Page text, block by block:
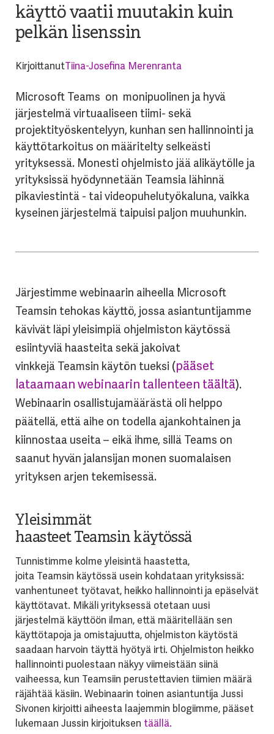
käyttö vaatii muutakin kuin
pelkän lisenssin
KirjoittanutTiina-Josefina Merenranta
Microsoft Teams on monipuolinen ja hyvä
järjestelmä virtuaaliseen tiimi- sekä
projektityöskentelyyn, kunhan sen hallinnointi ja
käyttötarkoitus on määritelty selkeästi
yrityksessä. Monesti ohjelmisto jää alikäytölle ja
yrityksissä hyödynnetään Teamsia lähinnä
pikaviestintä - tai videopuhelutyökaluna, vaikka
kyseinen järjestelmä taipuisi paljon muuhunkin.
Järjestimme webinaarin aiheella Microsoft
Teamsin tehokas käyttö, jossa asiantuntijamme
kävivät läpi yleisimpiä ohjelmiston käytössä
esiintyviä haasteita sekä jakoivat
vinkkejä Teamsin käytön tueksi (pääset
lataamaan webinaarin tallenteen täältä).
Webinaarin osallistujamäärästä oli helppo
päätellä, että aihe on todella ajankohtainen ja
kiinnostaa useita – eikä ihme, sillä Teams on
saanut hyvän jalansijan monen suomalaisen
yrityksen arjen tekemisessä.
Yleisimmät
haasteet Teamsin käytössä
Tunnistimme kolme yleisintä haastetta,
joita Teamsin käytössä usein kohdataan yrityksissä:
vanhentuneet työtavat, heikko hallinnointi ja epäselvät
käyttötavat. Mikäli yrityksessä otetaan uusi
järjestelmä käyttöön ilman, että määritellään sen
käyttötapoja ja omistajuutta, ohjelmiston käytöstä
saadaan harvoin täyttä hyötyä irti. Ohjelmiston heikko
hallinnointi puolestaan näkyy viimeistään siinä
vaiheessa, kun Teamsiin perustettavien tiimien määrä
räjähtää käsiin. Webinaarin toinen asiantuntija Jussi
Sivonen kirjoitti aiheesta laajemmin blogiimme, pääset
lukemaan Jussin kirjoituksen täällä.